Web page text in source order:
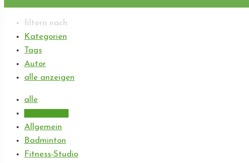
filtern nach
Kategorien
Tags
Autor
alle anzeigen
alle
Allgemein
Badminton
Fitness-Studio